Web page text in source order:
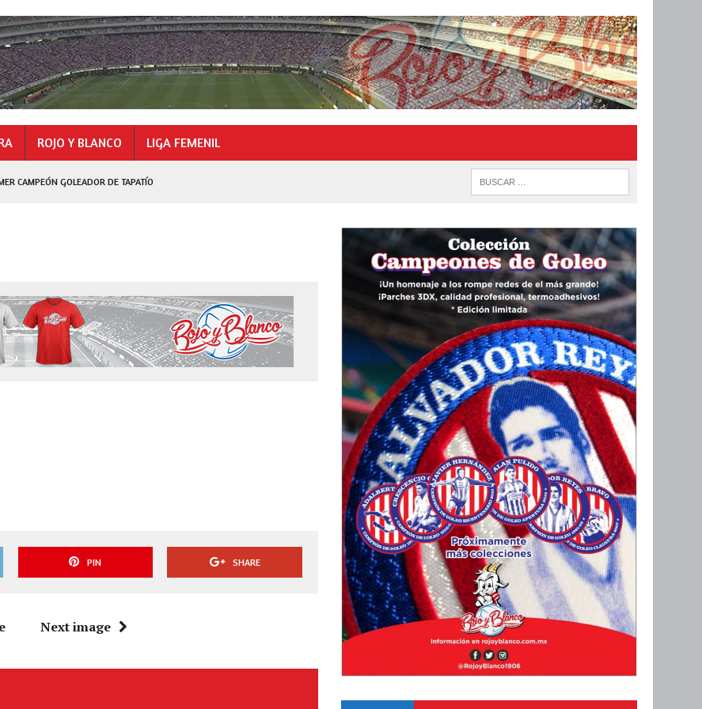
ROJO Y BLANCO LIGA FEMENIL
CAMPEÓN GOLEADOR DE TAPATÍO
PIN SHARE
Next image